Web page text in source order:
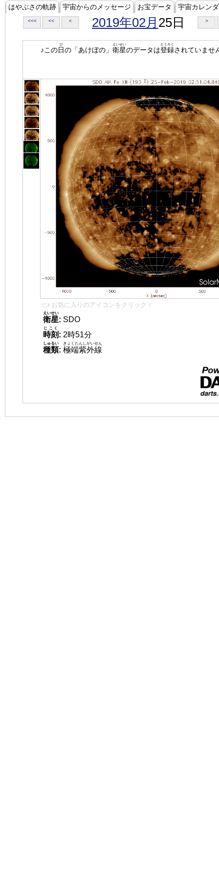
はやぶさの軌跡 宇宙からのメッセージ お宝データ 宇宙カレン
<<< << < 2019年02月 25日 >
♪この日
ひ
の「あけぼの」 衛星
えいせい
のデータは登録
とうろく
されていませ
👈 お気に入りのアイコンをクリック！
衛星
えいせい
: SDO
時刻
じこく
: 2時51分
種類
しゅるい
: 極端紫外線
きょくたんしがいせん